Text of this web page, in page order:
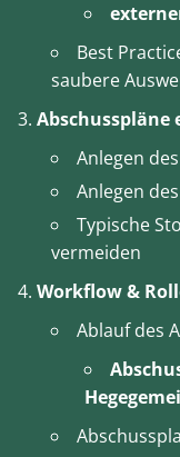
Best
saubere
Abschusspläne
Anlegen
Anlegen
Typische
vermeiden
Workflow &
Ablauf des